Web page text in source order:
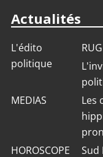
Actualités
L'édito
politique
MEDIAS
Les
HOROSCOPE
Sud